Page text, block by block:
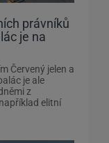
právníků
je na
Červený jelen a
je ale
z
elitní